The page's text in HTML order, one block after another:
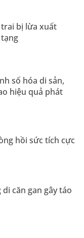
trai bị lừa xuất
số hóa di sản,
hiệu quả phát
hồi sức tích cực
căn gan gây táo